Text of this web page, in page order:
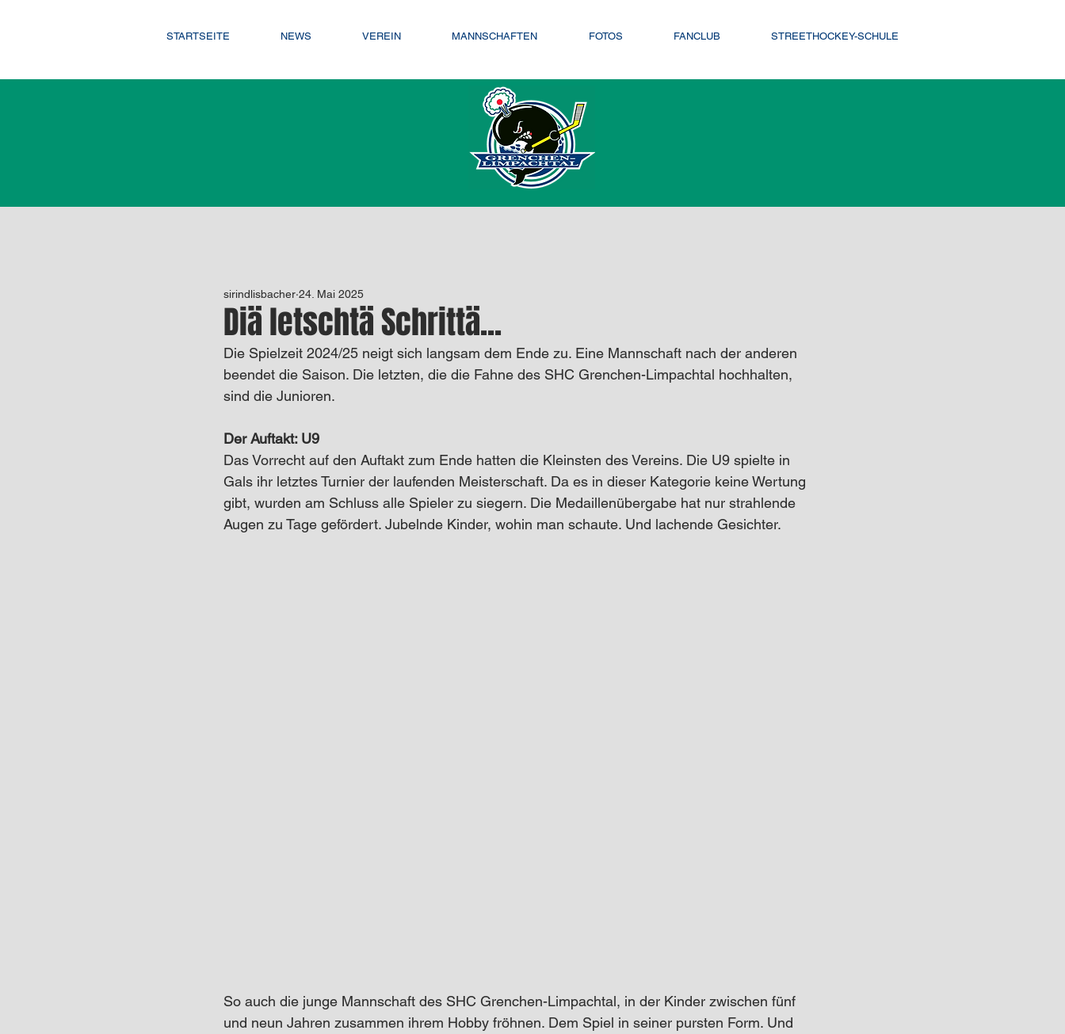
STARTSEITE NEWS VEREIN MANNSCHAFTEN FOTOS FANCLUB STREETHOCKEY-SCHULE
3. Mannschaft (CL) 2. Mannschaft (CHL)
Diä letschtä Schrittä...
sirindlisbacher 24. Mai 2025
Die Spielzeit 2024/25 neigt sich langsam dem Ende zu. Eine Mannschaft nach der anderen
beendet die Saison. Die letzten, die die Fahne des SHC Grenchen-Limpachtal hochhalten,
sind die Junioren.
Der Auftakt: U9
Das Vorrecht auf den Auftakt zum Ende hatten die Kleinsten des Vereins. Die U9 spielte in
Gals ihr letztes Turnier der laufenden Meisterschaft. Da es in dieser Kategorie keine Wertung
gibt, wurden am Schluss alle Spieler zu siegern. Die Medaillenübergabe hat nur strahlende
Augen zu Tage gefördert. Jubelnde Kinder, wohin man schaute. Und lachende Gesichter.
So auch die junge Mannschaft des SHC Grenchen-Limpachtal, in der Kinder zwischen fünf
und neun Jahren zusammen ihrem Hobby fröhnen. Dem Spiel in seiner pursten Form. Und